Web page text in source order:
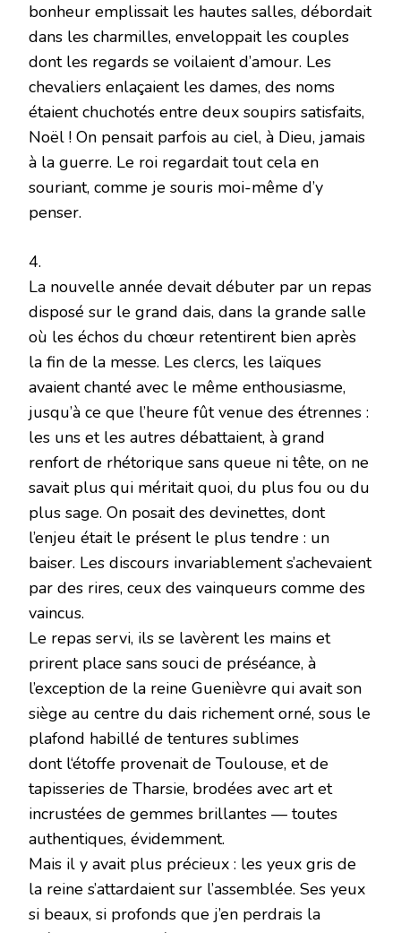
bonheur emplissait les hautes salles, débordait
dans les charmilles, enveloppait les couples
dont les regards se voilaient d’amour. Les
chevaliers enlaçaient les dames, des noms
étaient chuchotés entre deux soupirs satisfaits,
Noël ! On pensait parfois au ciel, à Dieu, jamais
à la guerre. Le roi regardait tout cela en
souriant, comme je souris moi-même d’y
penser.
4.
La nouvelle année devait débuter par un repas
disposé sur le grand dais, dans la grande salle
où les échos du chœur retentirent bien après
la fin de la messe. Les clercs, les laïques
avaient chanté avec le même enthousiasme,
jusqu’à ce que l’heure fût venue des étrennes :
les uns et les autres débattaient, à grand
renfort de rhétorique sans queue ni tête, on ne
savait plus qui méritait quoi, du plus fou ou du
plus sage. On posait des devinettes, dont
l’enjeu était le présent le plus tendre : un
baiser. Les discours invariablement s’achevaient
par des rires, ceux des vainqueurs comme des
vaincus.
Le repas servi, ils se lavèrent les mains et
prirent place sans souci de préséance, à
l’exception de la reine Guenièvre qui avait son
siège au centre du dais richement orné, sous le
plafond habillé de tentures sublimes
dont l‘étoffe provenait de Toulouse, et de
tapisseries de Tharsie, brodées avec art et
incrustées de gemmes brillantes — toutes
authentiques, évidemment.
Mais il y avait plus précieux : les yeux gris de
la reine s’attardaient sur l’assemblée. Ses yeux
si beaux, si profonds que j’en perdrais la